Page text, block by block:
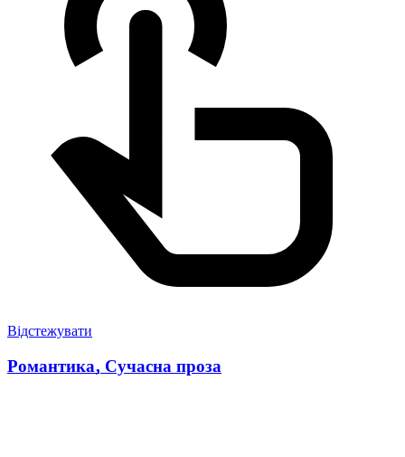
Відстежувати
Романтика, Сучасна проза